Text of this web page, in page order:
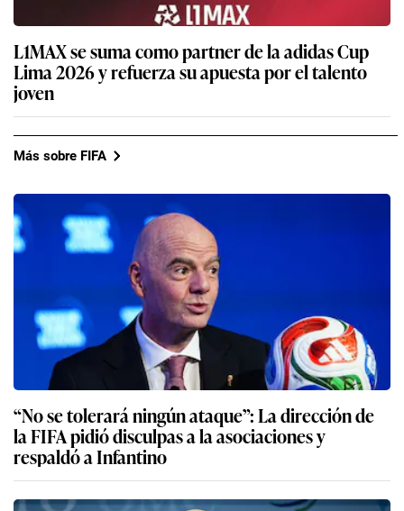
L1MAX se suma como partner de la adidas Cup
Lima 2026 y refuerza su apuesta por el talento
joven
Más sobre FIFA
“No se tolerará ningún ataque”: La dirección de
la FIFA pidió disculpas a la asociaciones y
respaldó a Infantino